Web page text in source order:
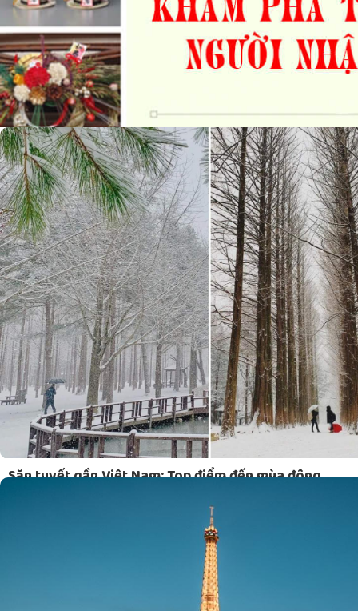
Tết Của Người Nhật Bản
23/10/2019 admin
Săn tuyết gần Việt Nam: Top điểm đến mùa đông...